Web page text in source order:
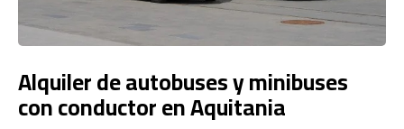
Alquiler de autobuses y minibuses
con conductor en Aquitania